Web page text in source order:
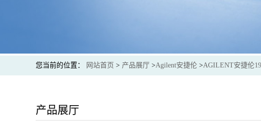
您当前的位置： 网站首页 > 产品展厅 >Agilent安捷伦 >AGILENT安捷伦
产品展厅